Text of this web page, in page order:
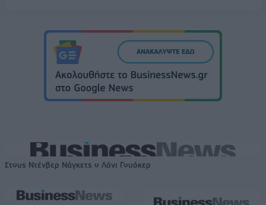
Στους Ντένβερ Νάγκετς ο Λόνι Γουόκερ